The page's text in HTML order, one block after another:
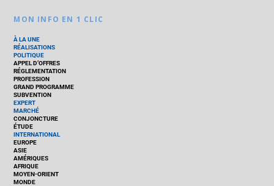
MON INFO EN 1 CLIC
À LA UNE
RÉALISATIONS
POLITIQUE
APPEL D’OFFRES
RÉGLEMENTATION
PROFESSION
GRAND PROGRAMME
SUBVENTION
EXPERT
MARCHÉ
CONJONCTURE
ÉTUDE
INTERNATIONAL
EUROPE
ASIE
AMÉRIQUES
AFRIQUE
MOYEN-ORIENT
MONDE